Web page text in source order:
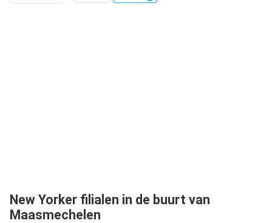
New Yorker filialen in de buurt van
Maasmechelen